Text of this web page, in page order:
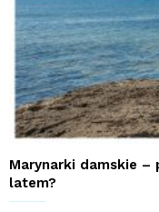
Marynarki damskie
latem?